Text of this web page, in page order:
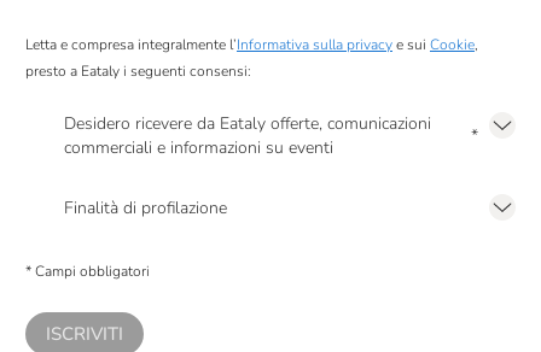
Pastificio Felicetti
Pastificio Vallebelbo
Pellegrino
Poliartigiana
Letta e compresa integralmente l’Informativa sulla privacye sui Cookie,
presto a Eataly i seguenti consensi:
Desidero ricevere da Eataly offerte, comunicazioni
commerciali e informazioni su eventi
*
Finalità di profilazione
comunicazioni commerciali personalizzate, in caso di consenso prestato ai
* Campi obbligatori
ISCRIVITI